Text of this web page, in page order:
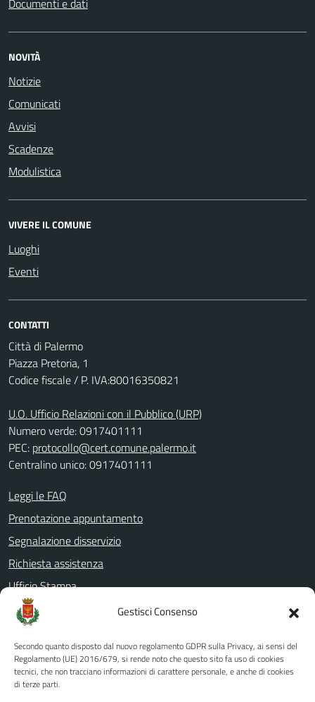
Gestisci Consenso
Secondo quanto disposto dal nuovo regolamento GDPR sulla Privacy, ai sensi del
Regolamento (UE) 2016/679, si rende noto che questo sito fa uso di cookies
tecnici, che non tracciano informazioni di carattere personale, e anche di cookies
di terze parti.
NOVITÀ
Notizie
Comunicati
Avvisi
Scadenze
Modulistica
VIVERE IL COMUNE
Luoghi
Eventi
CONTATTI
Città di Palermo
Piazza Pretoria, 1
Codice fiscale / P. IVA:80016350821
U.O. Ufficio Relazioni con il Pubblico (URP)
Numero verde: 0917401111
PEC: protocollo@cert.comune.palermo.it
Centralino unico: 0917401111
Leggi le FAQ
Prenotazione appuntamento
Segnalazione disservizio
Richiesta assistenza
Ufficio Stampa
Amministrazione Trasparente
Albo pretorio
Informativa privacy
Note legali